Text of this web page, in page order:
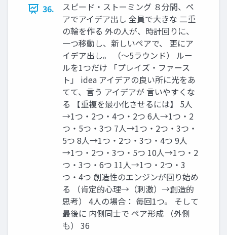
36.
スピード・ストーミング ８分間、ペ
アでアイデア出し 全員で大きな 二重
の輪を作る 外の人が、時計回りに、
一つ移動し、新しいペアで、 更にア
イデア出し。 （～5ラウンド） ルー
ルを1つだけ 「プレイズ・ファース
ト」 idea アイデアの良い所に光をあ
てて、言う アイデアが 言いやすくな
る 【重複を最小化させるには】 5人
→1つ・2つ・4つ・2つ 6人→1つ・2
つ・5つ・3つ 7人→1つ・2つ・3つ・
5つ 8人→1つ・2つ・3つ・4つ 9人
→1つ・2つ・3つ・5つ 10人→1つ・2
つ・3つ・6つ 11人→1つ・2つ・3
つ・4つ 創造性のエンジンが回り始め
る （肯定的心理→（刺激）→創造的
思考） 4人の場合： 毎回1つ。 そして
最後に 内側同士で ペア形成 （外側
も） 36